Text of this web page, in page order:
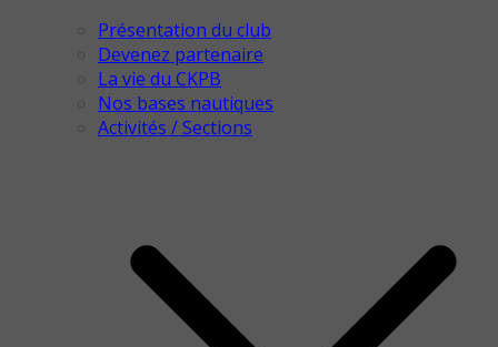
Présentation du club
Devenez partenaire
La vie du CKPB
Nos bases nautiques
Activités / Sections